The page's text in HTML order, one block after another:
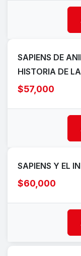
SAPIENS DE
HISTORIA DE
$57,000
SAPIENS Y EL
$60,000